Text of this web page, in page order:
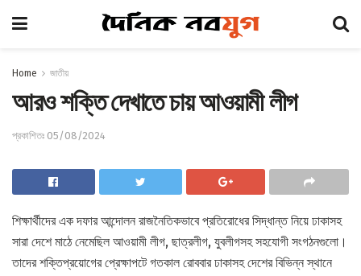
Home জাতীয়
আরও শক্তি দেখাতে চায় আওয়ামী লীগ
প্রকাশিতঃ 05/08/2024
শিক্ষার্থীদের এক দফার আন্দোলন রাজনৈতিকভাবে প্রতিরোধের সিদ্ধান্ত নিয়ে ঢাকাসহ
সারা দেশে মাঠে নেমেছিল আওয়ামী লীগ, ছাত্রলীগ, যুবলীগসহ সহযোগী সংগঠনগুলো।
তাদের শক্তিপ্রয়োগের প্রেক্ষাপটে গতকাল রোববার ঢাকাসহ দেশের বিভিন্ন স্থানে